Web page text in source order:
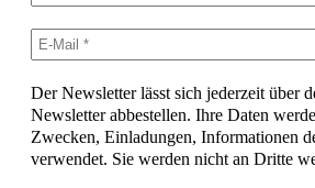
Der Newsletter lässt sich jederzeit über
Newsletter abbestellen. Ihre Daten
Zwecken, Einladungen, Informationen
verwendet. Sie werden nicht an Dritte